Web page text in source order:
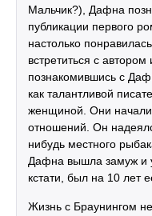
Мальчик?), Дафна
публикации первого
настолько
встретиться с
познакомившись с
как талантливой
женщиной. Они начали
отношений. Он
нибудь местного
Дафна вышла замуж и
кстати, был на 10 лет
Жизнь с Браунингом